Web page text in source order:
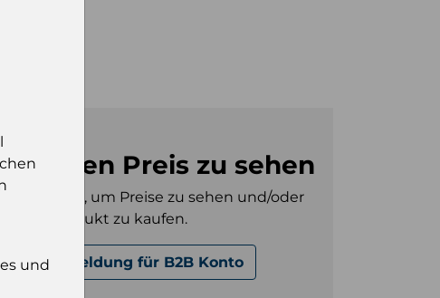
um den Preis zu sehen
sein, um Preise zu sehen und/oder
dieses Produkt zu kaufen.
Anmeldung für B2B Konto
und